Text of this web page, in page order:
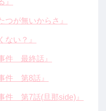
つが無いからさ』
ない？』
件 最終話』
件 第8話』
件 第7話(旦那side)』